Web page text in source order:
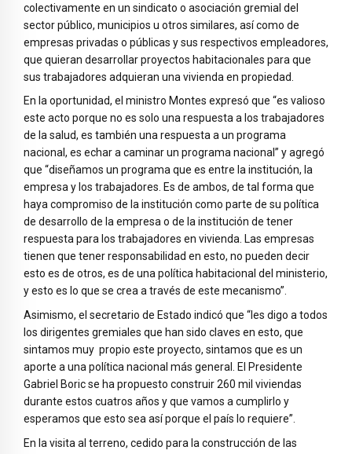
colectivamente en un sindicato o asociación gremial del
sector público, municipios u otros similares, así como de
empresas privadas o públicas y sus respectivos empleadores,
que quieran desarrollar proyectos habitacionales para que
sus trabajadores adquieran una vivienda en propiedad.
En la oportunidad, el ministro Montes expresó que “es valioso
este acto porque no es solo una respuesta a los trabajadores
de la salud, es también una respuesta a un programa
nacional, es echar a caminar un programa nacional” y agregó
que “diseñamos un programa que es entre la institución, la
empresa y los trabajadores. Es de ambos, de tal forma que
haya compromiso de la institución como parte de su política
de desarrollo de la empresa o de la institución de tener
respuesta para los trabajadores en vivienda. Las empresas
tienen que tener responsabilidad en esto, no pueden decir
esto es de otros, es de una política habitacional del ministerio,
y esto es lo que se crea a través de este mecanismo”.
Asimismo, el secretario de Estado indicó que “les digo a todos
los dirigentes gremiales que han sido claves en esto, que
sintamos muy propio este proyecto, sintamos que es un
aporte a una política nacional más general. El Presidente
Gabriel Boric se ha propuesto construir 260 mil viviendas
durante estos cuatros años y que vamos a cumplirlo y
esperamos que esto sea así porque el país lo requiere”.
En la visita al terreno, cedido para la construcción de las